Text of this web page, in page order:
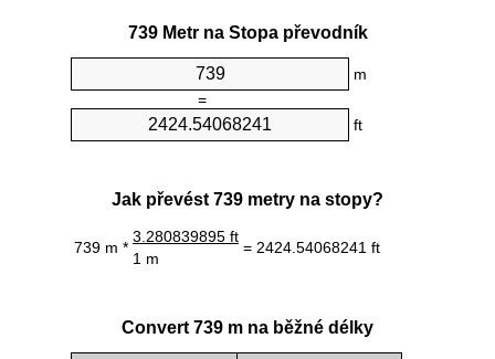
739 Metr na Stopa převodník
m
=
ft
Jak převést 739 metry na stopy?
739 m *
3.280839895 ft
= 2424.54068241 ft
1 m
Convert 739 m na běžné délky